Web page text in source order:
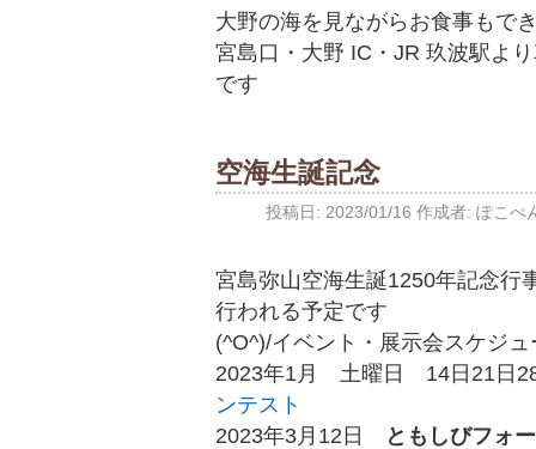
大野の海を見ながらお食事もで
宮島口・大野 IC・JR 玖波駅よ
です
空海生誕記念
投稿日: 2023/01/16 作成者: ぽこぺ
宮島弥山空海生誕1250年記念行
行われる予定です
(^O^)/イベント・展示会スケジ
2023年1月 土曜日 14日21日
ンテスト
2023年3月12日
ともしびフォ